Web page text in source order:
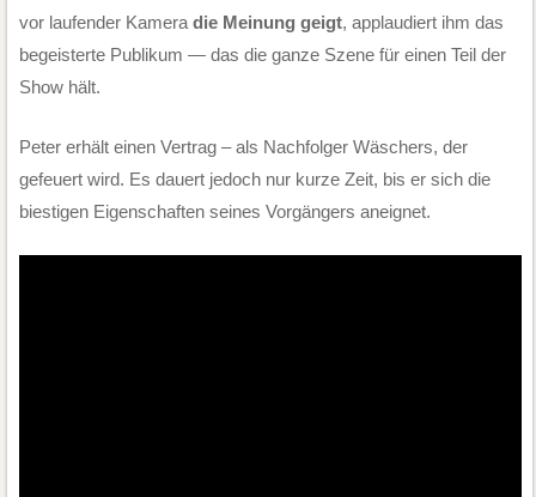
vor laufender Kamera die Meinung geigt, applaudiert ihm das
begeisterte Publikum — das die ganze Szene für einen Teil der
Show hält.
Peter erhält einen Vertrag – als Nachfolger Wäschers, der
gefeuert wird. Es dauert jedoch nur kurze Zeit, bis er sich die
biestigen Eigenschaften seines Vorgängers aneignet.